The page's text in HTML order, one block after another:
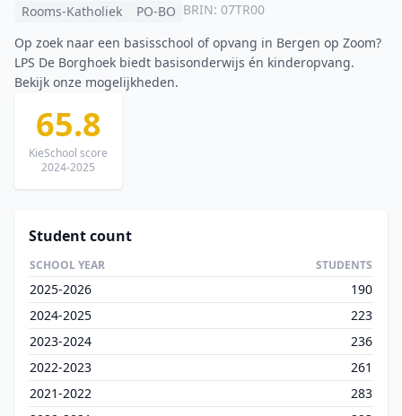
Rooms-Katholiek
PO-BO BRIN: 07TR00
Op zoek naar een basisschool of opvang in Bergen op Zoom?
LPS De Borghoek biedt basisonderwijs én kinderopvang.
Bekijk onze mogelijkheden.
65.8
KieSchool score
2024-2025
Student count
SCHOOL YEAR STUDENTS
2025-2026
190
2024-2025
223
2023-2024
236
2022-2023
261
2021-2022
283